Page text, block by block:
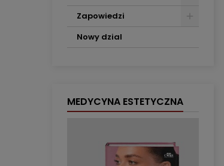
Zapowiedzi
Nowy dzial
MEDYCYNA ESTETYCZNA